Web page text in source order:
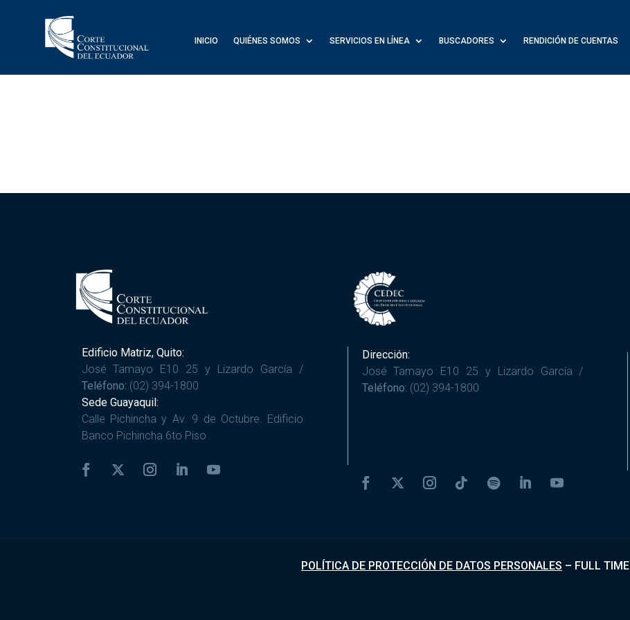
INICIO QUIÉNES SOMOS SERVICIOS EN LÍNEA BUSCADORES RENDICIÓN DE CUENTAS
Edificio Matriz, Quito:
José Tamayo E10 25 y Lizardo García /
Teléfono: (02) 394-1800
Sede Guayaquil:
Calle Pichincha y Av. 9 de Octubre. Edificio
Banco Pichincha 6to Piso
Dirección:
José Tamayo E10 25 y Lizardo García /
Teléfono: (02) 394-1800
POLÍTICA DE PROTECCIÓN DE DATOS PERSONALES – FULL TIME